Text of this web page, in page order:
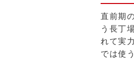
直前期
う長丁
れて実
では使